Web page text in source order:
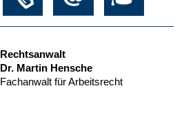
Rechtsanwalt
Dr. Martin Hensche
Fachanwalt für Arbeitsrecht